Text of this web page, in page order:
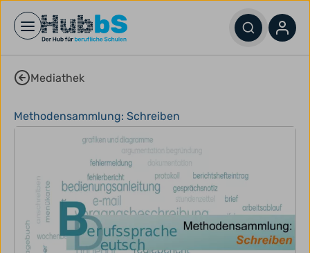
Open main menu
Mediathek
Methodensammlung: Schreiben